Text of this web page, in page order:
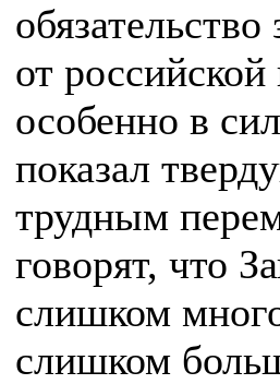
от
особенно в
показал
трудным
говорят, что
слишком
слишком